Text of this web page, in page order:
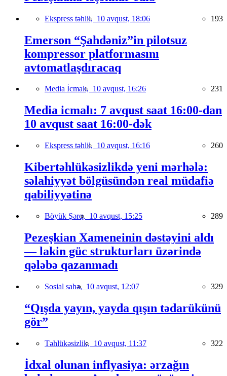
Ekspress təhlil, 10 avqust, 18:06 193
Emerson “Şahdəniz”in pilotsuz
kompressor platformasını
avtomatlaşdıracaq
Media İcmalı, 10 avqust, 16:26 231
Media icmalı: 7 avqust saat 16:00-dan
10 avqust saat 16:00-dək
Ekspress təhlil, 10 avqust, 16:16 260
Kibertəhlükəsizlikdə yeni mərhələ:
səlahiyyət bölgüsündən real müdafiə
qabiliyyətinə
Böyük Şərq, 10 avqust, 15:25 289
Pezeşkian Xameneinin dəstəyini aldı
— lakin güc strukturları üzərində
qələbə qazanmadı
Sosial sahə, 10 avqust, 12:07 329
“Qışda yayın, yayda qışın tədarükünü
gör”
Təhlükəsizlik, 10 avqust, 11:37 322
İdxal olunan inflyasiya: ərzağın